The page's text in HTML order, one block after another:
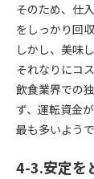
そのため、仕
をしっかり回
しかし、美味
それなりにコ
飲食業界での
ず、運転資金
最も多いようで
4-3.安定を